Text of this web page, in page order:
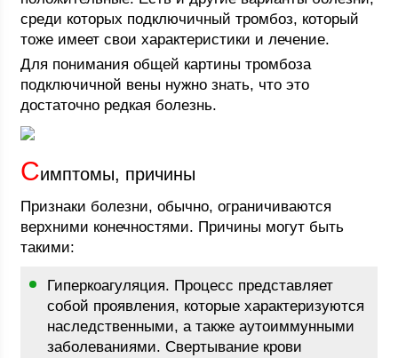
среди которых подключичный тромбоз, который
тоже имеет свои характеристики и лечение.
Для понимания общей картины тромбоза
подключичной вены нужно знать, что это
достаточно редкая болезнь.
Симптомы, причины
Признаки болезни, обычно, ограничиваются
верхними конечностями. Причины могут быть
такими:
Гиперкоагуляция. Процесс представляет
собой проявления, которые характеризуются
наследственными, а также аутоиммунными
заболеваниями. Свертывание крови